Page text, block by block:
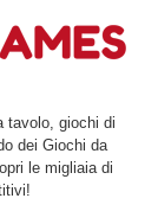
tavolo, giochi di
dei Giochi da
le migliaia di